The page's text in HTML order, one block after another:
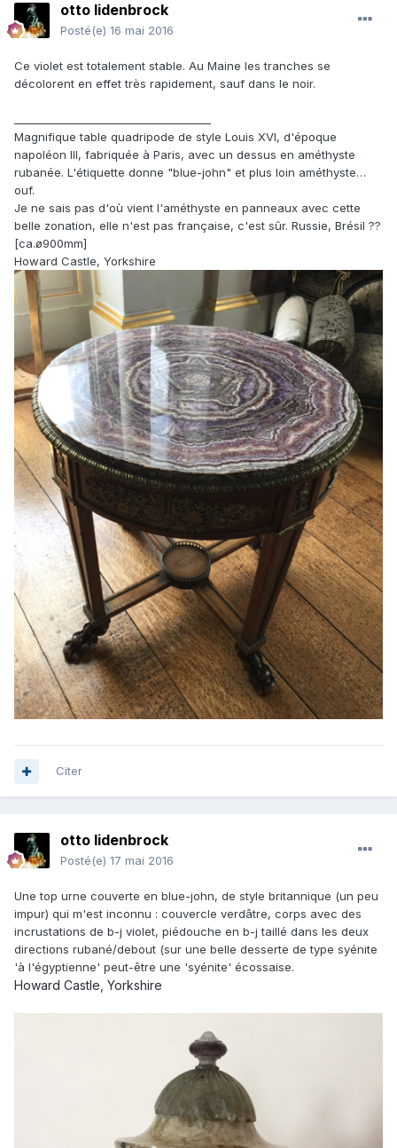
otto lidenbrock
Posté(e) 16 mai 2016
Ce violet est totalement stable. Au Maine les tranches se
décolorent en effet très rapidement, sauf dans le noir.
Magnifique table quadripode de style Louis XVI, d'époque
napoléon III, fabriquée à Paris, avec un dessus en améthyste
rubanée. L'étiquette donne "blue-john" et plus loin améthyste…
ouf.
Je ne sais pas d'où vient l'améthyste en panneaux avec cette
belle zonation, elle n'est pas française, c'est sûr. Russie, Brésil ??
[ca.ø900mm]
Howard Castle, Yorkshire
Citer
otto lidenbrock
Posté(e) 17 mai 2016
Une top urne couverte en blue-john, de style britannique (un peu
impur) qui m'est inconnu : couvercle verdâtre, corps avec des
incrustations de b-j violet, piédouche en b-j taillé dans les deux
directions rubané/debout (sur une belle desserte de type syénite
'à l'égyptienne' peut-être une 'syénite' écossaise.
Howard Castle, Yorkshire